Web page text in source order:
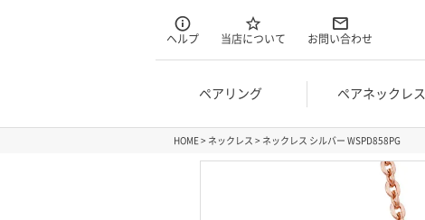
ヘルプ 当店について お問い合わせ
ペアリング ペアネックレス
HOME ネックレス ネックレス シルバー WSPD858PG